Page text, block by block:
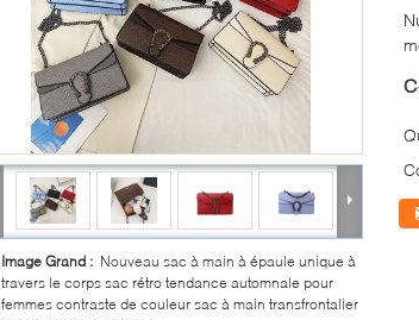
Image Grand : Nouveau sac à main à épaule unique à
travers le corps sac rétro tendance automnale pour
femmes contraste de couleur sac à main transfrontalier